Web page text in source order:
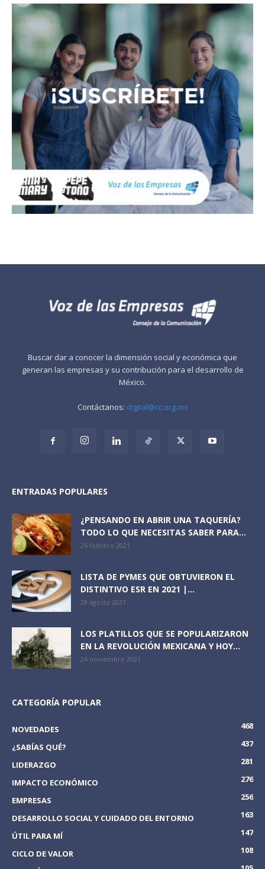
Buscar dar a conocer la dimensión social y económica que
generan las empresas y su contribución para el desarrollo de
México.
Contáctanos: digital@cc.org.mx
ENTRADAS POPULARES
¿PENSANDO EN ABRIR UNA TAQUERÍA?
TODO LO QUE NECESITAS SABER PARA...
26 febrero 2021
LISTA DE PYMES QUE OBTUVIERON EL
DISTINTIVO ESR EN 2021 |...
28 agosto 2021
LOS PLATILLOS QUE SE POPULARIZARON
EN LA REVOLUCIÓN MEXICANA Y HOY...
24 noviembre 2021
CATEGORÍA POPULAR
NOVEDADES
468
¿SABÍAS QUÉ?
437
LIDERAZGO
281
IMPACTO ECONÓMICO
276
EMPRESAS
256
DESARROLLO SOCIAL Y CUIDADO DEL ENTORNO
163
ÚTIL PARA MÍ
147
CICLO DE VALOR
108